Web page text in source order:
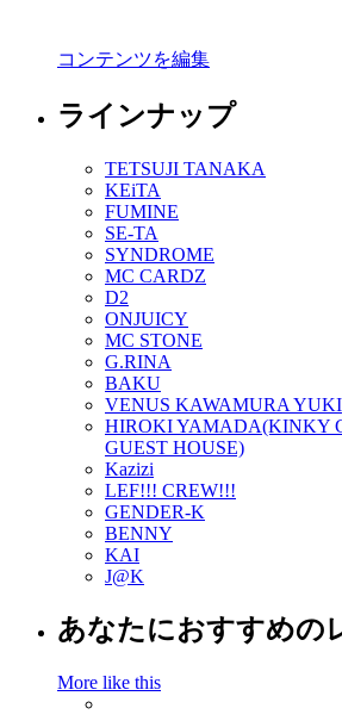
コンテンツを編集
ラインナップ
TETSUJI TANAKA
KEiTA
FUMINE
SE-TA
SYNDROME
MC CARDZ
D2
ONJUICY
MC STONE
G.RINA
BAKU
VENUS KAWAMURA YUKI
HIROKI YAMADA(KINKY
GUEST HOUSE)
Kazizi
LEF!!! CREW!!!
GENDER-K
BENNY
KAI
J@K
あなたにおすすめの
More like this